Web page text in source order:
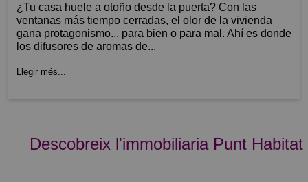
¿Tu casa huele a otoño desde la puerta? Con las
ventanas más tiempo cerradas, el olor de la vivienda
gana protagonismo... para bien o para mal. Ahí es donde
los difusores de aromas de...
Llegir més...
Descobreix l'immobiliaria Punt Habitat